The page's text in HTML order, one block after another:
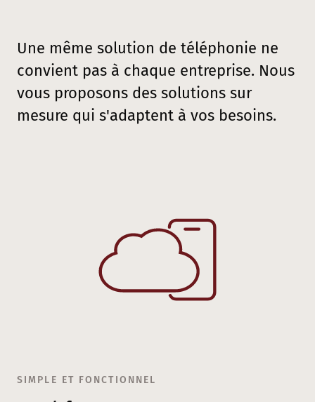
Une même solution de téléphonie ne
convient pas à chaque entreprise. Nous
vous proposons des solutions sur
mesure qui s'adaptent à vos besoins.
SIMPLE ET FONCTIONNEL